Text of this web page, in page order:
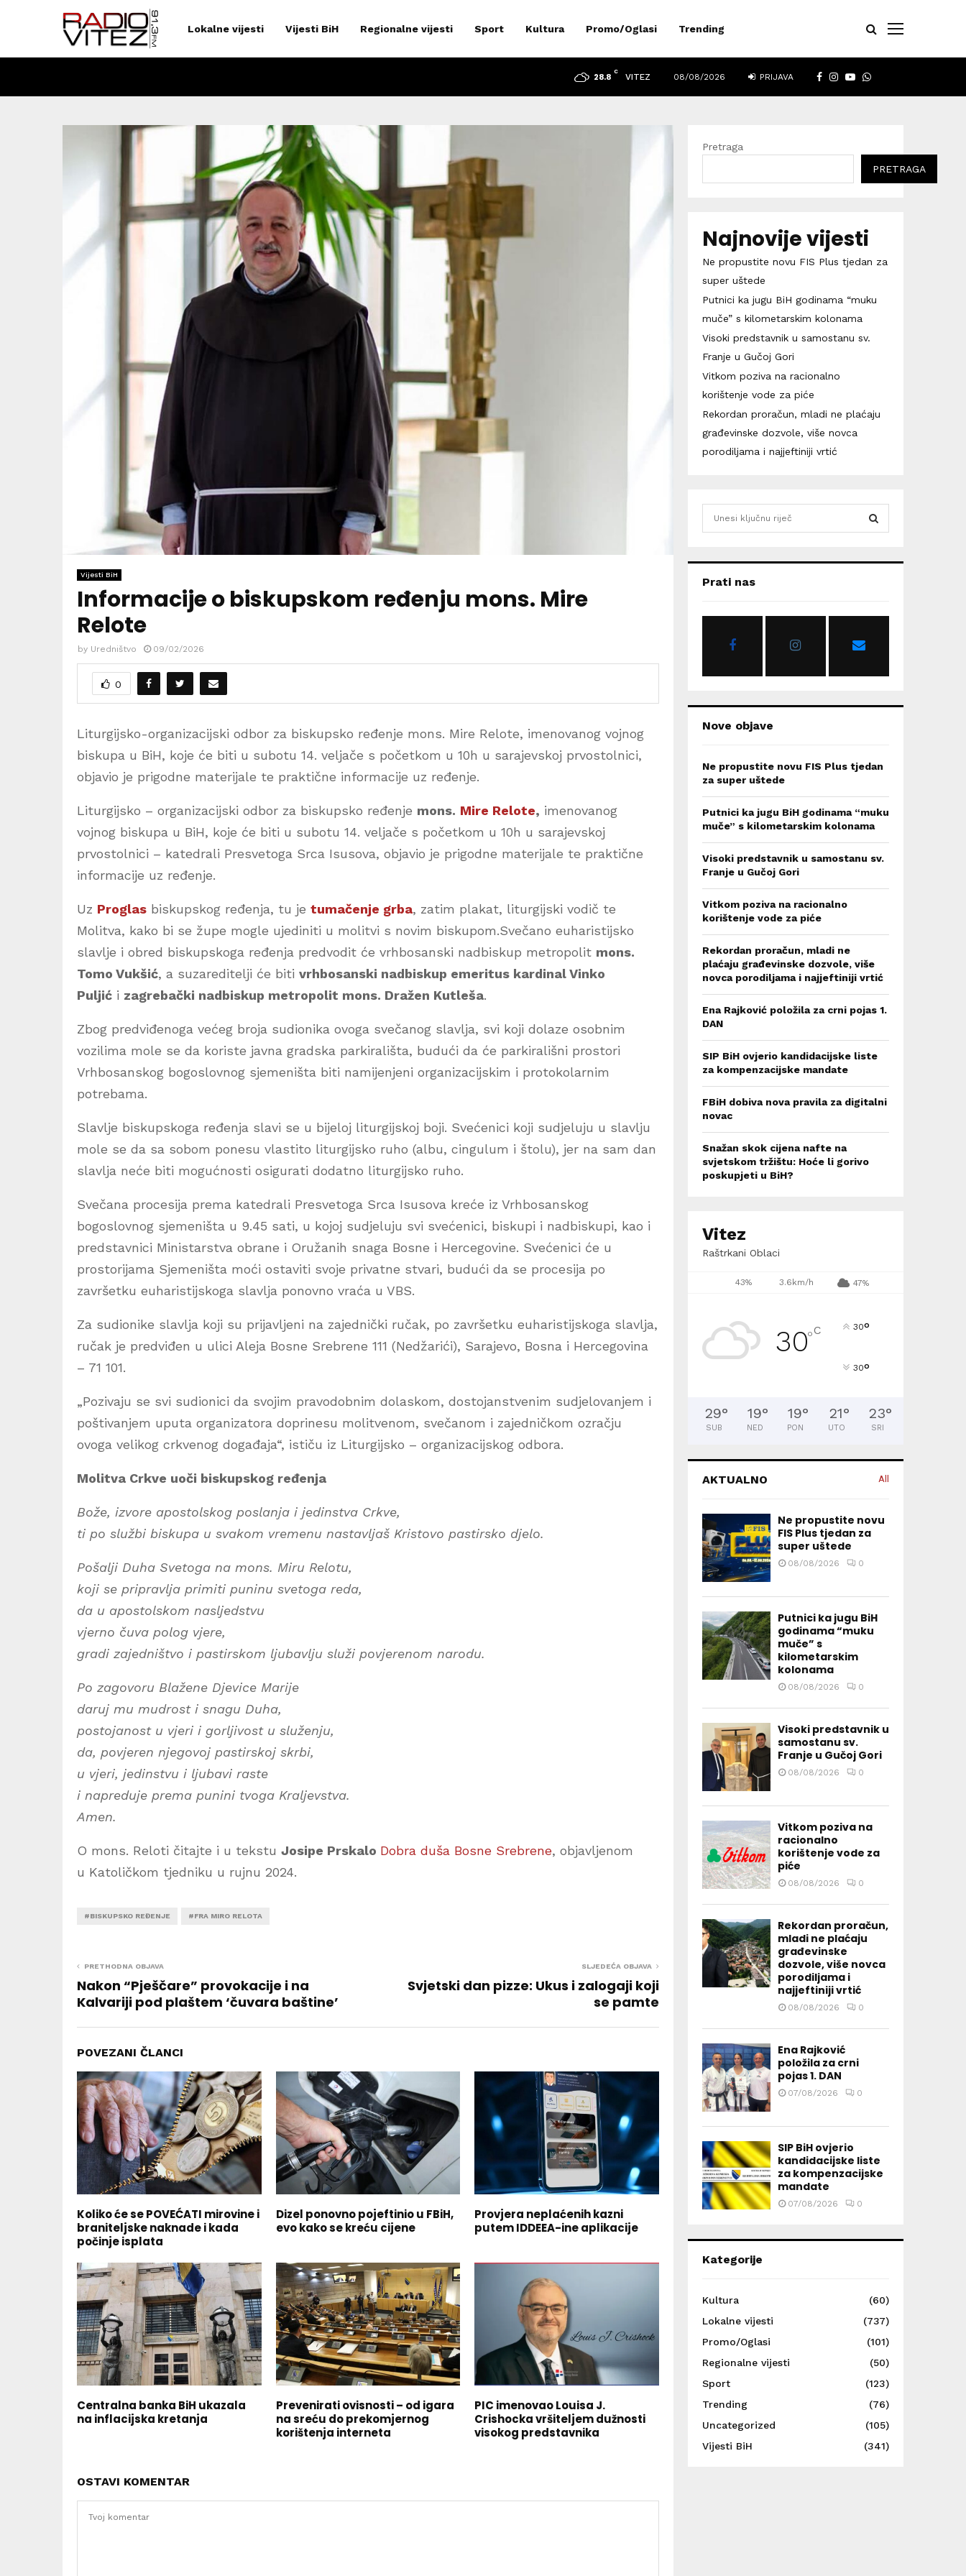
Lokalne vijesti Vijesti BiH Regionalne vijesti Sport Kultura Promo/Oglasi Trending
FACEBOOK
INSTAGRAM
YOUTUBE
WHATSAPP
28.8
C
VITEZ 08/08/2026 PRIJAVA
Vijesti BiH
Informacije o biskupskom ređenju mons. Mire
Relote
by Uredništvo 09/02/2026
0
Liturgijsko-organizacijski odbor za biskupsko ređenje mons. Mire Relote, imenovanog vojnog
biskupa u BiH, koje će biti u subotu 14. veljače s početkom u 10h u sarajevskoj prvostolnici,
objavio je prigodne materijale te praktične informacije uz ređenje.
Liturgijsko – organizacijski odbor za biskupsko ređenje mons. Mire Relote, imenovanog
vojnog biskupa u BiH, koje će biti u subotu 14. veljače s početkom u 10h u sarajevskoj
prvostolnici – katedrali Presvetoga Srca Isusova, objavio je prigodne materijale te praktične
informacije uz ređenje.
Uz Proglas biskupskog ređenja, tu je tumačenje grba, zatim plakat, liturgijski vodič te
Molitva, kako bi se župe mogle ujediniti u molitvi s novim biskupom.Svečano euharistijsko
slavlje i obred biskupskoga ređenja predvodit će vrhbosanski nadbiskup metropolit mons.
Tomo Vukšić, a suzareditelji će biti vrhbosanski nadbiskup emeritus kardinal Vinko
Puljić i zagrebački nadbiskup metropolit mons. Dražen Kutleša.
Zbog predviđenoga većeg broja sudionika ovoga svečanog slavlja, svi koji dolaze osobnim
vozilima mole se da koriste javna gradska parkirališta, budući da će parkirališni prostori
Vrhbosanskog bogoslovnog sjemeništa biti namijenjeni organizacijskim i protokolarnim
potrebama.
Slavlje biskupskoga ređenja slavi se u bijeloj liturgijskoj boji. Svećenici koji sudjeluju u slavlju
mole se da sa sobom ponesu vlastito liturgijsko ruho (albu, cingulum i štolu), jer na sam dan
slavlja neće biti mogućnosti osigurati dodatno liturgijsko ruho.
Svečana procesija prema katedrali Presvetoga Srca Isusova kreće iz Vrhbosanskog
bogoslovnog sjemeništa u 9.45 sati, u kojoj sudjeluju svi svećenici, biskupi i nadbiskupi, kao i
predstavnici Ministarstva obrane i Oružanih snaga Bosne i Hercegovine. Svećenici će u
prostorijama Sjemeništa moći ostaviti svoje privatne stvari, budući da se procesija po
završetku euharistijskoga slavlja ponovno vraća u VBS.
Za sudionike slavlja koji su prijavljeni na zajednički ručak, po završetku euharistijskoga slavlja,
ručak je predviđen u ulici Aleja Bosne Srebrene 111 (Nedžarići), Sarajevo, Bosna i Hercegovina
– 71 101.
„Pozivaju se svi sudionici da svojim pravodobnim dolaskom, dostojanstvenim sudjelovanjem i
poštivanjem uputa organizatora doprinesu molitvenom, svečanom i zajedničkom ozračju
ovoga velikog crkvenog događaja“, ističu iz Liturgijsko – organizacijskog odbora.
Molitva Crkve uoči biskupskog ređenja
Bože, izvore apostolskog poslanja i jedinstva Crkve,
ti po službi biskupa u svakom vremenu nastavljaš Kristovo pastirsko djelo.
Pošalji Duha Svetoga na mons. Miru Relotu,
koji se pripravlja primiti puninu svetoga reda,
da u apostolskom nasljedstvu
vjerno čuva polog vjere,
gradi zajedništvo i pastirskom ljubavlju služi povjerenom narodu.
Po zagovoru Blažene Djevice Marije
daruj mu mudrost i snagu Duha,
postojanost u vjeri i gorljivost u služenju,
da, povjeren njegovoj pastirskoj skrbi,
u vjeri, jedinstvu i ljubavi raste
i napreduje prema punini tvoga Kraljevstva.
Amen.
O mons. Reloti čitajte i u tekstu Josipe Prskalo Dobra duša Bosne Srebrene, objavljenom
u Katoličkom tjedniku u rujnu 2024.
#BISKUPSKO REĐENJE #FRA MIRO RELOTA
PRETHODNA OBJAVA
Nakon “Pješčare” provokacije i na
Kalvariji pod plaštem ‘čuvara baštine’
SLJEDEĆA OBJAVA
Svjetski dan pizze: Ukus i zalogaji koji
se pamte
POVEZANI ČLANCI
Koliko će se POVEĆATI mirovine i
braniteljske naknade i kada
počinje isplata
Dizel ponovno pojeftinio u FBiH,
evo kako se kreću cijene
Provjera neplaćenih kazni
putem IDDEEA-ine aplikacije
Centralna banka BiH ukazala
na inflacijska kretanja
Prevenirati ovisnosti – od igara
na sreću do prekomjernog
korištenja interneta
PIC imenovao Louisa J.
Crishocka vršiteljem dužnosti
visokog predstavnika
OSTAVI KOMENTAR
Pretraga
PRETRAGA
Najnovije vijesti
Ne propustite novu FIS Plus tjedan za
super uštede
Putnici ka jugu BiH godinama “muku
muče” s kilometarskim kolonama
Visoki predstavnik u samostanu sv.
Franje u Gučoj Gori
Vitkom poziva na racionalno
korištenje vode za piće
Rekordan proračun, mladi ne plaćaju
građevinske dozvole, više novca
porodiljama i najjeftiniji vrtić
h
o
Prati nas
Nove objave
Ne propustite novu FIS Plus tjedan
za super uštede
Putnici ka jugu BiH godinama “muku
muče” s kilometarskim kolonama
Visoki predstavnik u samostanu sv.
Franje u Gučoj Gori
Vitkom poziva na racionalno
korištenje vode za piće
Rekordan proračun, mladi ne
plaćaju građevinske dozvole, više
novca porodiljama i najjeftiniji vrtić
Ena Rajković položila za crni pojas 1.
DAN
SIP BiH ovjerio kandidacijske liste
za kompenzacijske mandate
FBiH dobiva nova pravila za digitalni
novac
Snažan skok cijena nafte na
svjetskom tržištu: Hoće li gorivo
poskupjeti u BiH?
Vitez
Raštrkani Oblaci
43% 3.6km/h 47%
30°C 30°
30°
29°
SUB
19°
NED
19°
PON
21°
UTO
23°
SRI
AKTUALNO All
Ne propustite novu
FIS Plus tjedan za
super uštede
08/08/2026 0
Putnici ka jugu BiH
godinama “muku
muče” s
kilometarskim
kolonama
08/08/2026 0
Visoki predstavnik u
samostanu sv.
Franje u Gučoj Gori
08/08/2026 0
Vitkom poziva na
racionalno
korištenje vode za
piće
08/08/2026 0
Rekordan proračun,
mladi ne plaćaju
građevinske
dozvole, više novca
porodiljama i
najjeftiniji vrtić
08/08/2026 0
Ena Rajković
položila za crni
pojas 1. DAN
07/08/2026 0
SIP BiH ovjerio
kandidacijske liste
za kompenzacijske
mandate
07/08/2026 0
Kategorije
Kultura
(60)
Lokalne vijesti
(737)
Promo/Oglasi
(101)
Regionalne vijesti
(50)
Sport
(123)
Trending
(76)
Uncategorized
(105)
Vijesti BiH
(341)